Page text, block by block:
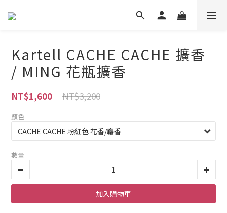
Kartell CACHE CACHE 擴香
/ MING 花瓶擴香
NT$3,200
NT$1,600
顏色
數量
加入購物車